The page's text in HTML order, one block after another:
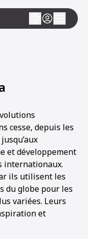
cesse, depuis les
et développement
internationaux.
ils utilisent les
du globe pour les
variées. Leurs
et